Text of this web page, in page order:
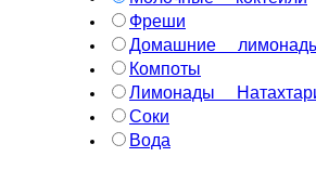
Фреши
Домашние лимонады
Компоты
Лимонады Натахтари
Соки
Вода